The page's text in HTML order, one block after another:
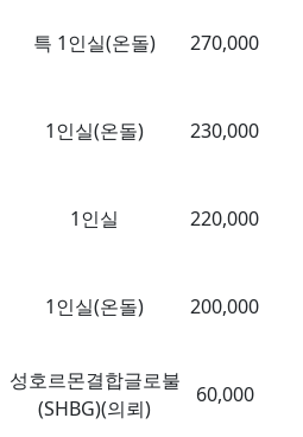
특 1인실(온돌) 270,000
1인실(온돌) 230,000
1인실 220,000
1인실(온돌) 200,000
성호르몬결합글로불
(SHBG)(의뢰)
60,000